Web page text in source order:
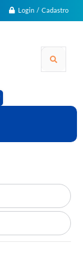
Login / Cadastro